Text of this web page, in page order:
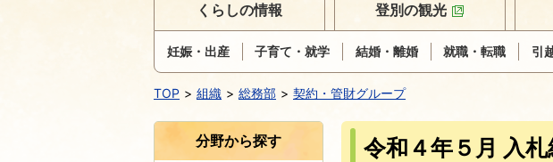
くらしの情報
妊娠・出産 子育て・就学 結婚・離婚 就職・転職 引
登別の観光
TOP 組織 総務部 契約・管財グループ
令和４年５月 入
分野から探す